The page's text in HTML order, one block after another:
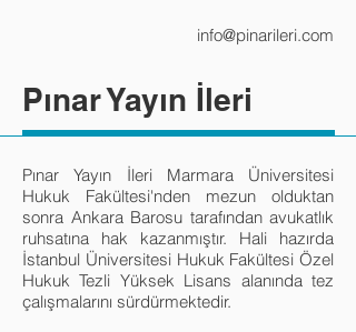
info@pinarileri.com
Pınar Yayın İleri
Pınar Yayın İleri Marmara Üniversitesi
Hukuk Fakültesi'nden mezun olduktan
sonra Ankara Barosu tarafından avukatlık
ruhsatına hak kazanmıştır. Hali hazırda
İstanbul Üniversitesi Hukuk Fakültesi Özel
Hukuk Tezli Yüksek Lisans alanında tez
çalışmalarını sürdürmektedir.